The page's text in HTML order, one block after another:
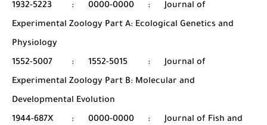
1932-5223
: 0000-0000 :
Journal of
Experimental Zoology Part A: Ecological Genetics and
Physiology
1552-5007
: 1552-5015 :
Journal of
Experimental Zoology Part B: Molecular and
Developmental Evolution
1944-687X
: 0000-0000 :
Journal of Fish and